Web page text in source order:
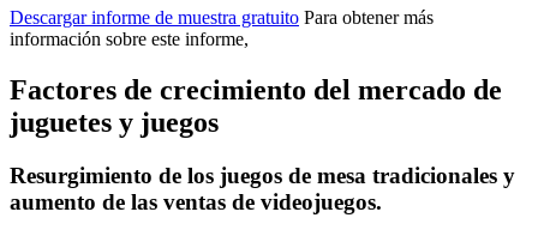
Descargar informe de muestra gratuito Para obtener más
información sobre este informe,
Factores de crecimiento del mercado de
juguetes y juegos
Resurgimiento de los juegos de mesa tradicionales y
aumento de las ventas de videojuegos.